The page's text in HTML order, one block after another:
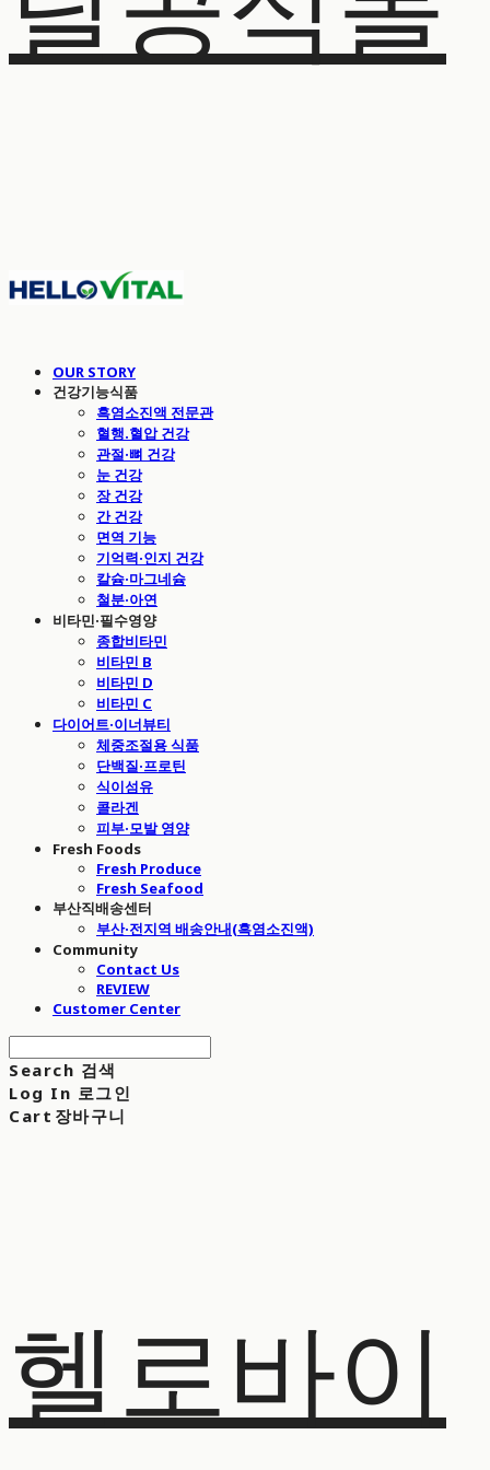
OUR STORY
건강기능식품
흑염소진액 전문관
혈행.혈압 건강
관절·뼈 건강
눈 건강
장 건강
간 건강
면역 기능
기억력·인지 건강
칼슘·마그네슘
철분·아연
비타민·필수영양
종합비타민
비타민 B
비타민 D
비타민 C
다이어트·이너뷰티
체중조절용 식품
단백질·프로틴
식이섬유
콜라겐
피부·모발 영양
Fresh Foods
Fresh Produce
Fresh Seafood
부산직배송센터
부산·전지역 배송안내(흑염소진액)
Community
Contact Us
REVIEW
Customer Center
Search 검색
Log In 로그인
Cart 장바구니
헬로바이